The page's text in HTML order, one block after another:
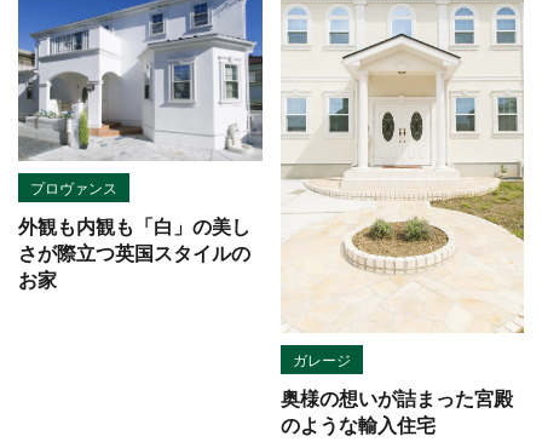
プロヴァンス
外観も内観も「白」の美し
さが際立つ英国スタイルの
お家
ガレージ
奥様の想いが詰まった宮殿
のような輸入住宅